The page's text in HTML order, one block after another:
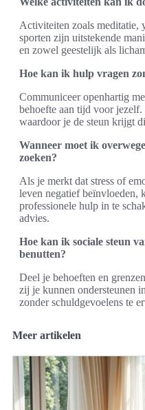
Activiteiten zoals meditatie,
sporten zijn uitstekende
en zowel geestelijk als
Hoe kan ik hulp vragen
Communiceer openhartig
behoefte aan tijd voor
waardoor je de steun krijgt
Wanneer moet ik
zoeken?
Als je merkt dat stress of
leven negatief beïnvloeden,
professionele hulp in te
advies.
Hoe kan ik sociale steun
benutten?
Deel je behoeften en
zij je kunnen ondersteunen
zonder schuldgevoelens te
Meer artikelen